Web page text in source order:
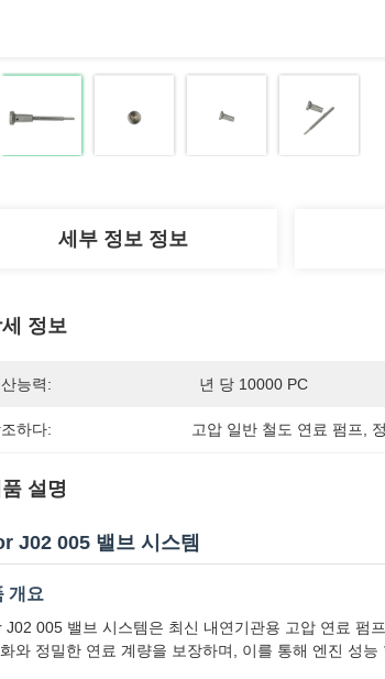
세부 정보 정보
정보
능력: 년 당 10000 PC
하다: 고압 일반 철도 연료 펌프
설명
J02 005 밸브 시스템
개요
J02 005 밸브 시스템은 최신 내연기관용 고압 연료 펌
와 정밀한 연료 계량을 보장하며, 이를 통해 엔진 성